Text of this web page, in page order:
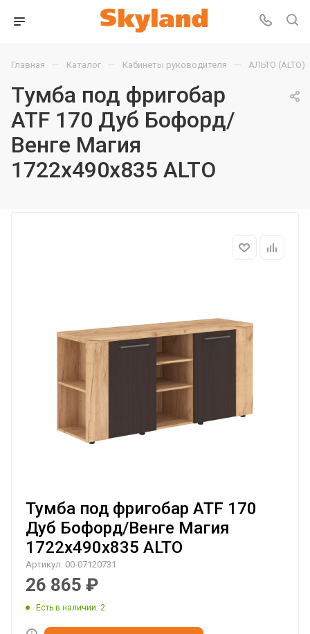
Главная — Каталог — Кабинеты руководителя — АЛЬТО (ALTO)
Тумба под фригобар
ATF 170 Дуб Бофорд/
Венге Магия
1722х490х835 ALTO
Тумба под фригобар ATF 170
Дуб Бофорд/Венге Магия
1722х490х835 ALTO
Артикул: 00-07120731
26 865 ₽
Есть в наличии: 2